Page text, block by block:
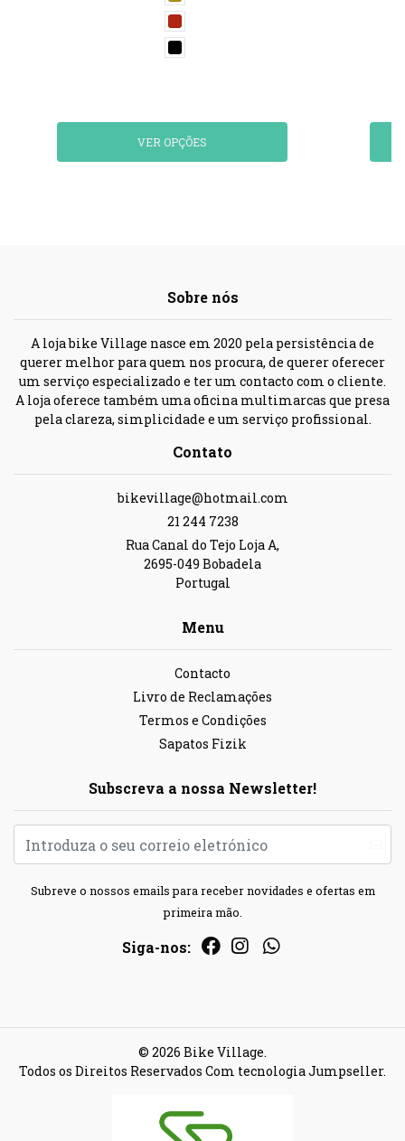
VER OPÇÕES
Sobre nós
A loja bike Village nasce em 2020 pela persistência de
querer melhor para quem nos procura, de querer oferecer
um serviço especializado e ter um contacto com o cliente.
A loja oferece também uma oficina multimarcas que presa
pela clareza, simplicidade e um serviço profissional.
Contato
bikevillage@hotmail.com
21 244 7238
Rua Canal do Tejo Loja A,
2695-049 Bobadela
Portugal
Menu
Contacto
Livro de Reclamações
Termos e Condições
Sapatos Fizik
Subscreva a nossa Newsletter!
Subreve o nossos emails para receber novidades e ofertas em
primeira mão.
Siga-nos:
© 2026 Bike Village.
Todos os Direitos Reservados Com tecnologia Jumpseller.